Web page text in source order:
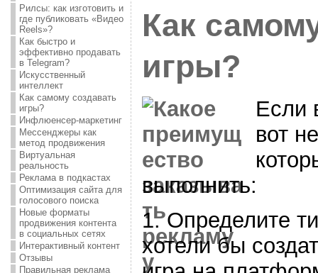
Рилсы: как изготовить и
где публиковать «Видео
Reels»?
Как быстро и
эффективно продавать
в Telegram?
Искусственный
интеллект
Как самому создавать
игры?
Инфлюенсер-маркетинг
Мессенджеры как
метод продвижения
Виртуальная
реальность
Реклама в подкастах
Оптимизация сайта для
голосового поиска
Новые форматы
продвижения контента
в социальных сетях
Интерактивный контент
Отзывы
Правильная реклама
Как
игры?
Если
вот
выполнить:
1. Определите
хотели бы